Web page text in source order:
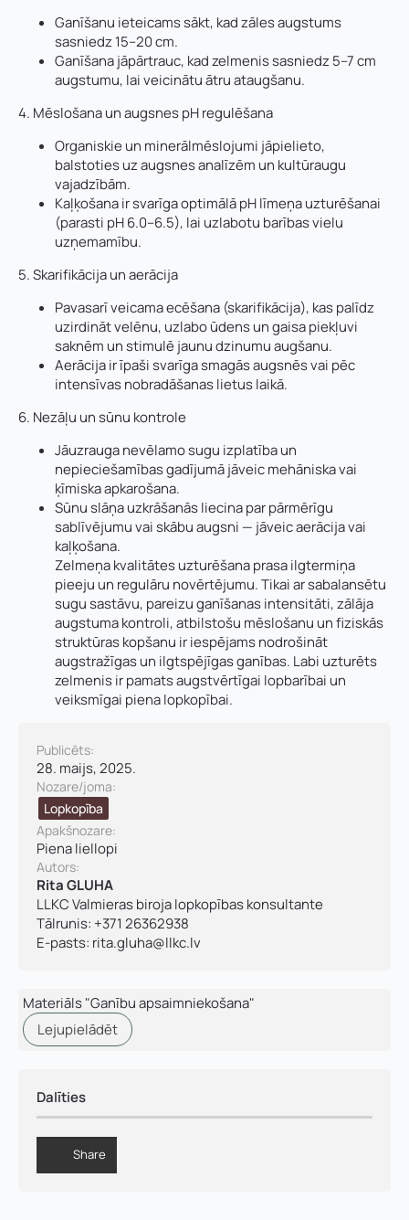
Ganīšanu ieteicams sākt, kad zāles augstums
sasniedz 15–20 cm.
Ganīšana jāpārtrauc, kad zelmenis sasniedz 5–7 cm
augstumu, lai veicinātu ātru ataugšanu.
4. Mēslošana un augsnes pH regulēšana
Organiskie un minerālmēslojumi jāpielieto,
balstoties uz augsnes analīzēm un kultūraugu
vajadzībām.
Kaļķošana ir svarīga optimālā pH līmeņa uzturēšanai
(parasti pH 6.0–6.5), lai uzlabotu barības vielu
uzņemamību.
5. Skarifikācija un aerācija
Pavasarī veicama ecēšana (skarifikācija), kas palīdz
uzirdināt velēnu, uzlabo ūdens un gaisa piekļuvi
saknēm un stimulē jaunu dzinumu augšanu.
Aerācija ir īpaši svarīga smagās augsnēs vai pēc
intensīvas nobradāšanas lietus laikā.
6. Nezāļu un sūnu kontrole
Jāuzrauga nevēlamo sugu izplatība un
nepieciešamības gadījumā jāveic mehāniska vai
ķīmiska apkarošana.
Sūnu slāņa uzkrāšanās liecina par pārmērīgu
sablīvējumu vai skābu augsni — jāveic aerācija vai
kaļķošana.
Zelmeņa kvalitātes uzturēšana prasa ilgtermiņa
pieeju un regulāru novērtējumu. Tikai ar sabalansētu
sugu sastāvu, pareizu ganīšanas intensitāti, zālāja
augstuma kontroli, atbilstošu mēslošanu un fiziskās
struktūras kopšanu ir iespējams nodrošināt
augstražīgas un ilgtspējīgas ganības. Labi uzturēts
zelmenis ir pamats augstvērtīgai lopbarībai un
veiksmīgai piena lopkopībai.
Publicēts:
28. maijs, 2025.
Nozare/joma:
Lopkopība
Apakšnozare:
Piena liellopi ​
Autors:
Rita GLUHA
LLKC Valmieras biroja lopkopības konsultante
Tālrunis: +371 26362938
E-pasts: rita.gluha@llkc.lv
Materiāls "Ganību apsaimniekošana"
Lejupielādēt
Dalīties
Share
Vārds*
Uzvārds*
Telefons*
E-pasts*
Pievieno savu CV un motivācijas vēstuli*
Jūs varat augšupielādēt līdz 2 failiem.
Vārds, uzvārds*
Uzņēmuma reģistrācijas numurs:
E-pasta adrese:
Kontakttālrunis*
Pamatnozare
u
n
Piezīmes